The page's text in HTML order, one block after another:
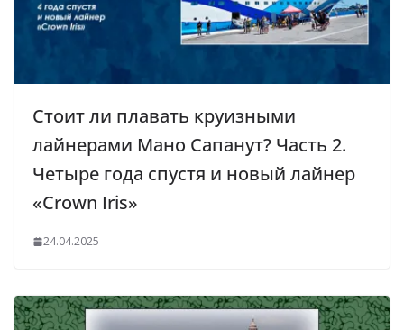
Стоит ли плавать круизными
лайнерами Мано Сапанут? Часть 2.
Четыре года спустя и новый лайнер
«Crown Iris»
24.04.2025